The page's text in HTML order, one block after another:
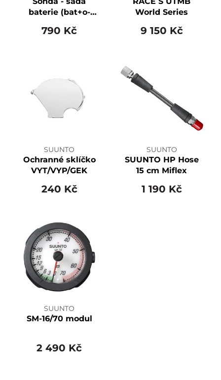
baterie (bat+o-
790 Kč
World Series
9 150 Kč
SUUNTO
Ochranné sklíčko
VYT/VYP/GEK
240 Kč
SUUNTO
SUUNTO HP Hose
15 cm Miflex
1 190 Kč
SUUNTO
SM-16/70 modul
2 490 Kč